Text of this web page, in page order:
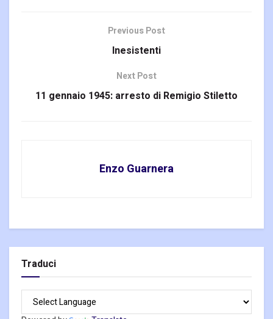
Previous Post
Inesistenti
Next Post
11 gennaio 1945: arresto di Remigio Stiletto
Enzo Guarnera
Traduci